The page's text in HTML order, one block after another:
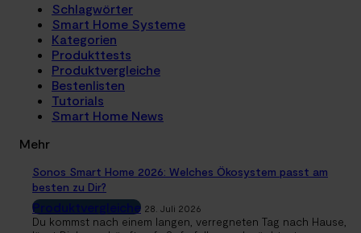
Schlagwörter
Smart Home Systeme
Kategorien
Produkttests
Produktvergleiche
Bestenlisten
Tutorials
Smart Home News
Mehr
Sonos Smart Home 2026: Welches Ökosystem passt am
besten zu Dir?
Produktvergleiche 28. Juli 2026
Du kommst nach einem langen, verregneten Tag nach Hause,